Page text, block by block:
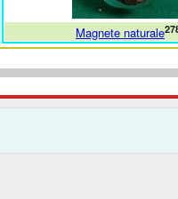
Magnete naturale